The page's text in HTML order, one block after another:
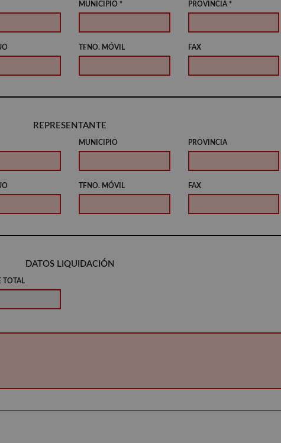
MUNICIPIO * PROVINCIA *
TFNO. MÓVIL FAX
REPRESENTANTE
MUNICIPIO PROVINCIA
TFNO. MÓVIL FAX
DATOS LIQUIDACIÓN
TOTAL